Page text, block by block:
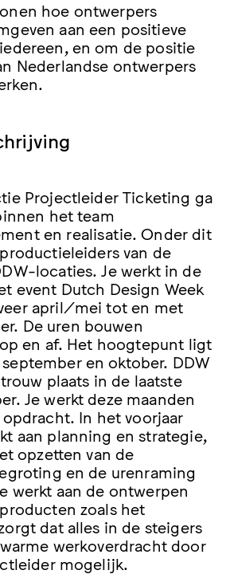
hoe ontwerpers
aan een positieve
en om de positie
Nederlandse ontwerpers
Projectleider Ticketing ga
het team
en realisatie. Onder dit
van de
locaties. Je werkt in de
event Dutch Design Week
april/mei tot en met
De uren bouwen
en af. Het hoogtepunt ligt
en oktober. DDW
plaats in de laatste
Je werkt deze maanden
In het voorjaar
aan planning en strategie,
opzetten van de
en de urenraming
werkt aan de ontwerpen
zoals het
dat alles in de steigers
werkoverdracht door
mogelijk.